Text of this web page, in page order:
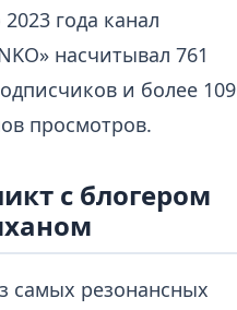
года канал
насчитывал 761
и более 109
просмотров.
с блогером
самых резонансных